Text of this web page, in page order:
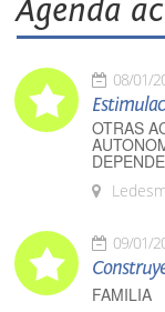
Agenda
08/01/
OTRAS
09/01/
FAMILIA